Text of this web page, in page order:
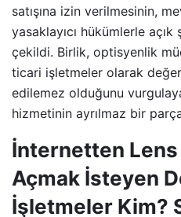
satışına izin verilmesinin,
yasaklayıcı hükümlerle
çekildi. Birlik, optisyenlik
ticari işletmeler olarak
edilemez olduğunu
hizmetinin ayrılmaz bir
İnternetten Lens
Açmak İsteyen
İşletmeler Kim?